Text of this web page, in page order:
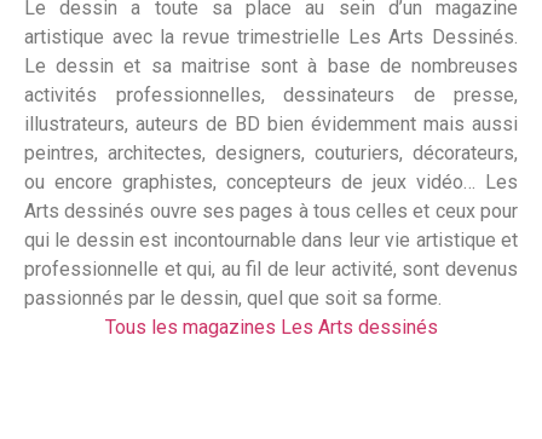
Le dessin a toute sa place au sein d’un magazine
artistique avec la revue trimestrielle Les Arts Dessinés.
Le dessin et sa maitrise sont à base de nombreuses
activités professionnelles, dessinateurs de presse,
illustrateurs, auteurs de BD bien évidemment mais aussi
peintres, architectes, designers, couturiers, décorateurs,
ou encore graphistes, concepteurs de jeux vidéo… Les
Arts dessinés ouvre ses pages à tous celles et ceux pour
qui le dessin est incontournable dans leur vie artistique et
professionnelle et qui, au fil de leur activité, sont devenus
passionnés par le dessin, quel que soit sa forme.
Tous les magazines Les Arts dessinés